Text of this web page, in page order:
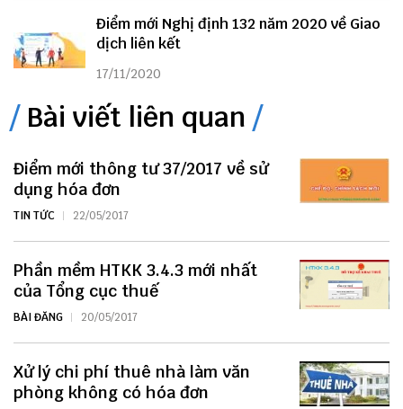
Điểm mới Nghị định 132 năm 2020 về Giao
dịch liên kết
17/11/2020
Bài viết liên quan
Điểm mới thông tư 37/2017 về sử
dụng hóa đơn
TIN TỨC 22/05/2017
Phần mềm HTKK 3.4.3 mới nhất
của Tổng cục thuế
BÀI ĐĂNG 20/05/2017
Xử lý chi phí thuê nhà làm văn
phòng không có hóa đơn